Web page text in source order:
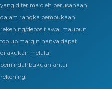
yang diterima oleh perusahaan
dalam rangka pembukaan
rekening/deposit awal maupun
top up margin hanya dapat
dilakukan melalui
pemindahbukuan antar
rekening.